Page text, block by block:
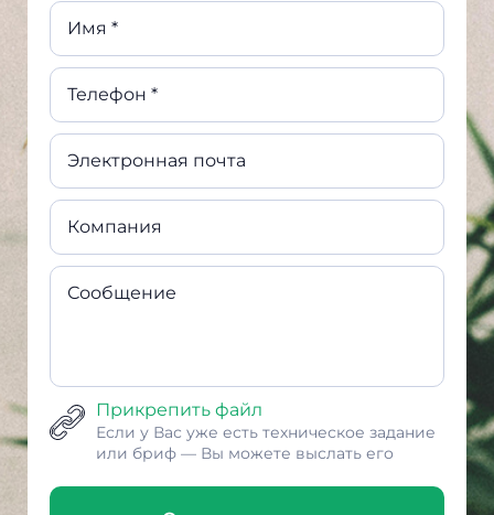
Имя *
Телефон *
Электронная почта
Компания
Сообщение
Прикрепить файл
Если у Вас уже есть техническое задание
или бриф — Вы можете выслать его